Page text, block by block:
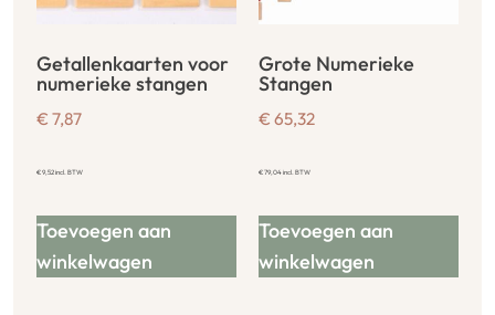
Getallenkaarten voor
numerieke stangen
€ 7,87
€9,52incl. BTW
Toevoegen aan
winkelwagen
Grote Numerieke
Stangen
€ 65,32
€79,04incl. BTW
Toevoegen aan
winkelwagen